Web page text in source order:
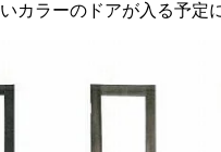
カラーのドアが入る予定